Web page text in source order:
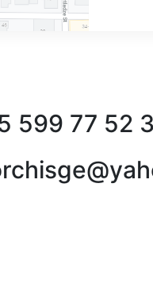
599 77 52